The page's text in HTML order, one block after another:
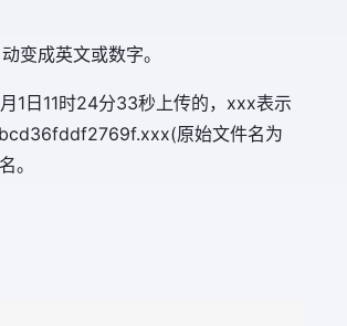
变成英文或数字。
1日11时24分33秒上传的，xxx表示
原始文件名为
。